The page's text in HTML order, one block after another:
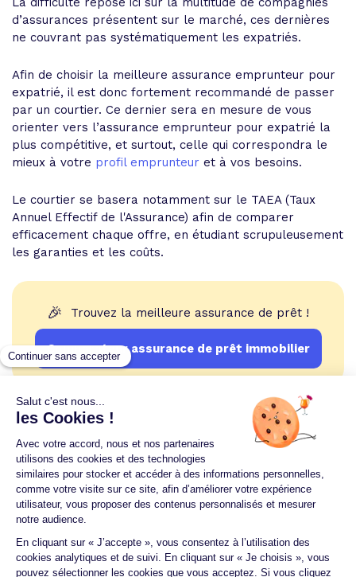
d’assurances présentent sur le marché, ces dernières
ne couvrant pas systématiquement les expatriés.
Afin de choisir la meilleure assurance emprunteur pour
expatrié, il est donc fortement recommandé de passer
par un courtier. Ce dernier sera en mesure de vous
orienter vers l’assurance emprunteur pour expatrié la
plus compétitive, et surtout, celle qui correspondra le
mieux à votre profil emprunteur et à vos besoins.
Le courtier se basera notamment sur le TAEA (Taux
Annuel Effectif de l'Assurance) afin de comparer
efficacement chaque offre, en étudiant scrupuleusement
les garanties et les coûts.
🎉 Trouvez la meilleure assurance de prêt !
Comparateur assurance de prêt immobilier
Un crédit vous engage et doit être remboursé.
Vérifiez vos capacités de remboursement avant de
vous engager.
Aucun versement, de quelque nature que ce soit, ne
peut être exigé d'un particulier avant l'obtention
d'un ou plusieurs prêts d'argent.